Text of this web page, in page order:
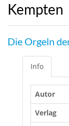
Kempten
Die Orgeln
Info
Autor
Verlag